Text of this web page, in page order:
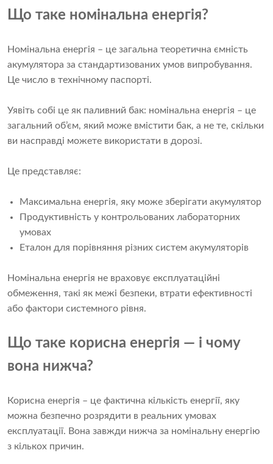
Що таке номінальна енергія?
Номінальна енергія – це загальна теоретична ємність
акумулятора за стандартизованих умов випробування.
Це число в технічному паспорті.
Уявіть собі це як паливний бак: номінальна енергія – це
загальний об’єм, який може вмістити бак, а не те, скільки
ви насправді можете використати в дорозі.
Це представляє:
Максимальна енергія, яку може зберігати акумулятор
Продуктивність у контрольованих лабораторних
умовах
Еталон для порівняння різних систем акумуляторів
Номінальна енергія не враховує експлуатаційні
обмеження, такі як межі безпеки, втрати ефективності
або фактори системного рівня.
Що таке корисна енергія — і чому
вона нижча?
Корисна енергія – це фактична кількість енергії, яку
можна безпечно розрядити в реальних умовах
експлуатації. Вона завжди нижча за номінальну енергію
з кількох причин.